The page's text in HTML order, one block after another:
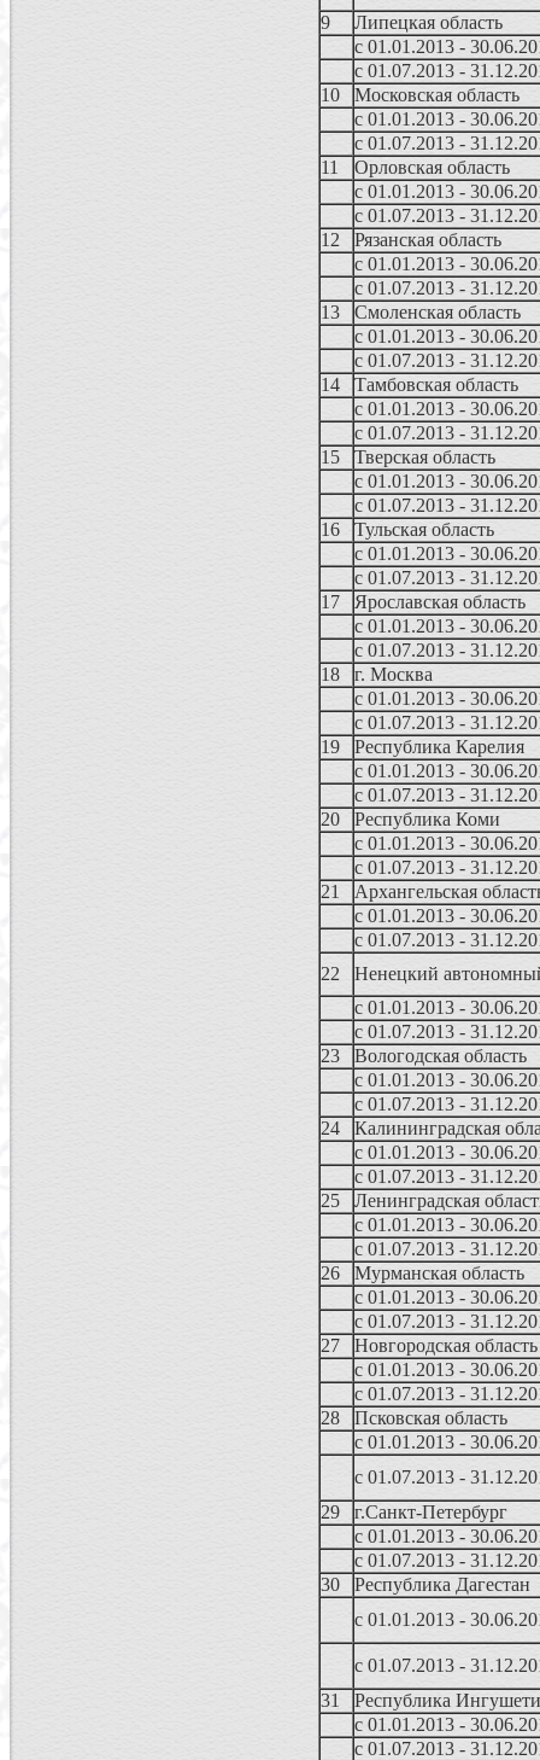
9
Липецкая область
с 01.01.2013 -
с 01.07.2013 -
10
Московская область
с 01.01.2013 -
с 01.07.2013 -
11
Орловская область
с 01.01.2013 -
с 01.07.2013 -
12
Рязанская область
с 01.01.2013 -
с 01.07.2013 -
13
Смоленская область
с 01.01.2013 -
с 01.07.2013 -
14
Тамбовская область
с 01.01.2013 -
с 01.07.2013 -
15
Тверская область
с 01.01.2013 -
с 01.07.2013 -
16
Тульская область
с 01.01.2013 -
с 01.07.2013 -
17
Ярославская область
с 01.01.2013 -
с 01.07.2013 -
18
г. Москва
с 01.01.2013 -
с 01.07.2013 -
19
Республика Карелия
с 01.01.2013 -
с 01.07.2013 -
20
Республика Коми
с 01.01.2013 -
с 01.07.2013 -
21
Архангельская
с 01.01.2013 -
с 01.07.2013 -
22
Ненецкий
с 01.01.2013 -
с 01.07.2013 -
23
Вологодская область
с 01.01.2013 -
с 01.07.2013 -
24
Калининградская
с 01.01.2013 -
с 01.07.2013 -
25
Ленинградская
с 01.01.2013 -
с 01.07.2013 -
26
Мурманская область
с 01.01.2013 -
с 01.07.2013 -
27
Новгородская область
с 01.01.2013 -
с 01.07.2013 -
28
Псковская область
с 01.01.2013 -
с 01.07.2013 -
29
г.Санкт-Петербург
с 01.01.2013 -
с 01.07.2013 -
30
Республика Дагестан
с 01.01.2013 -
с 01.07.2013 -
31
Республика
с 01.01.2013 -
с 01.07.2013 -